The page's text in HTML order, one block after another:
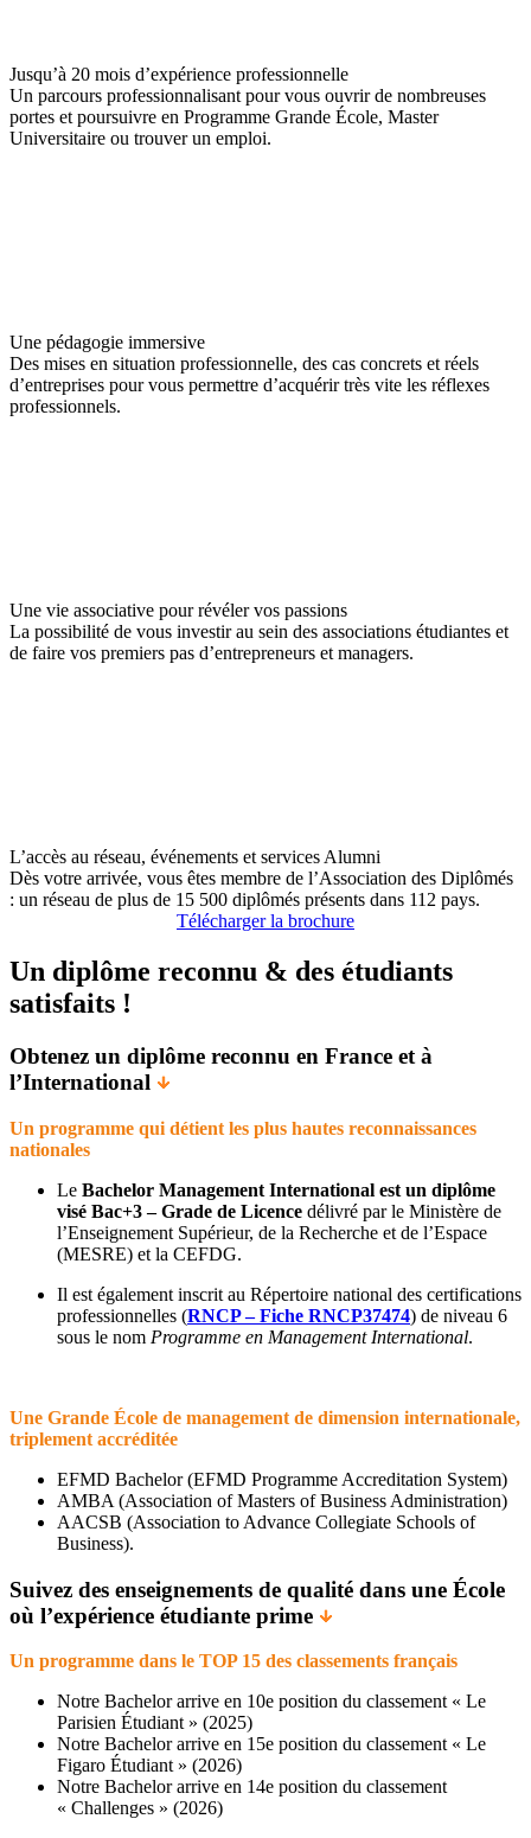
Jusqu’à 20 mois d’expérience professionnelle
Un parcours professionnalisant pour vous ouvrir de nombreuses
portes et poursuivre en Programme Grande École, Master
Universitaire ou trouver un emploi.
Une pédagogie immersive
Des mises en situation professionnelle, des cas concrets et réels
d’entreprises pour vous permettre d’acquérir très vite les réflexes
professionnels.
Une vie associative pour révéler vos passions
La possibilité de vous investir au sein des associations étudiantes et
de faire vos premiers pas d’entrepreneurs et managers.
L’accès au réseau, événements et services Alumni
Dès votre arrivée, vous êtes membre de l’Association des Diplômés
: un réseau de plus de 15 500 diplômés présents dans 112 pays.
Télécharger la brochure
Un diplôme reconnu & des étudiants
satisfaits !
Obtenez un diplôme reconnu en France et à
l’International
Un programme qui détient les plus hautes reconnaissances
nationales
Le Bachelor Management International est un diplôme
visé Bac+3 – Grade de Licence délivré par le Ministère de
l’Enseignement Supérieur, de la Recherche et de l’Espace
(MESRE) et la CEFDG.
Il est également inscrit au Répertoire national des certifications
professionnelles (RNCP – Fiche RNCP37474) de niveau 6
sous le nom Programme en Management International.
Une Grande École de management de dimension internationale,
triplement accréditée
EFMD Bachelor (EFMD Programme Accreditation System)
AMBA (Association of Masters of Business Administration)
AACSB (Association to Advance Collegiate Schools of
Business).
Suivez des enseignements de qualité dans une École
où l’expérience étudiante prime
Un programme dans le TOP 15 des classements français
Notre Bachelor arrive en 10e position du classement « Le
Parisien Étudiant » (2025)
Notre Bachelor arrive en 15e position du classement « Le
Figaro Étudiant » (2026)
Notre Bachelor arrive en 14e position du classement
« Challenges » (2026)